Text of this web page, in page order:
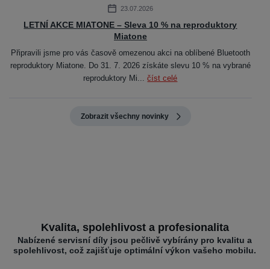
23.07.2026
LETNÍ AKCE MIATONE – Sleva 10 % na reproduktory
Miatone
Připravili jsme pro vás časově omezenou akci na oblíbené Bluetooth
reproduktory Miatone. Do 31. 7. 2026 získáte slevu 10 % na vybrané
reproduktory Mi...číst celé
Zobrazit všechny novinky
Kvalita, spolehlivost a profesionalita
Nabízené servisní díly jsou pečlivě vybírány pro kvalitu a
spolehlivost, což zajišťuje optimální výkon vašeho mobilu.